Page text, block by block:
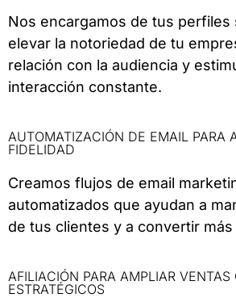
Nos encargamos de tus perfiles
elevar la notoriedad de tu
relación con la audiencia y
interacción constante.
AUTOMATIZACIÓN DE EMAIL PARA
FIDELIDAD
Creamos flujos de email
automatizados que ayudan a
de tus clientes y a convertir
AFILIACIÓN PARA AMPLIAR VENTAS
ESTRATÉGICOS